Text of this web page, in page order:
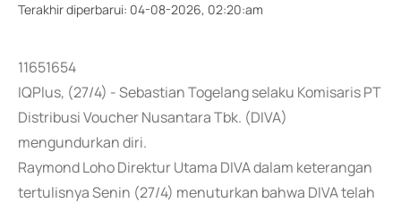
Terakhir diperbarui: 04-08-2026, 02:20:am
11651654
IQPlus, (27/4) - Sebastian Togelang selaku Komisaris PT
Distribusi Voucher Nusantara Tbk. (DIVA)
mengundurkan diri.
Raymond Loho Direktur Utama DIVA dalam keterangan
tertulisnya Senin (27/4) menuturkan bahwa DIVA telah